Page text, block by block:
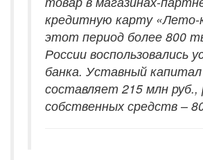
кредитную карту «Лето-
этот период более 800
России воспользовались
банка. Уставный
составляет 215 млн руб.,
собственных средств –